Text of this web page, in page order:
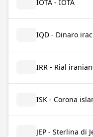
IOTA - IOTA
IQD - Dinaro
IRR - Rial
ISK - Corona
JEP - Sterlina di